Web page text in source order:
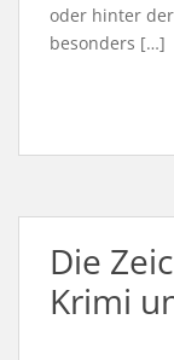
oder hinter
besonders […]
Die
Krimi